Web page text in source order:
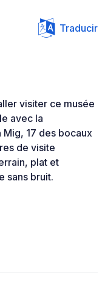
Traducir
visiter ce musée
avec la
Mig, 17 des bocaux
de visite
plat et
sans bruit.